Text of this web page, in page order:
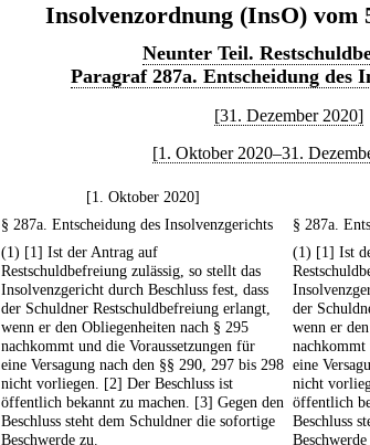
Insolvenzordnung (InsO) vom
Neunter Teil.
Paragraf 287a. Entscheidung des
[31. Dezember 2020]
[1. Oktober 2020–31.
[1. Oktober 2020]
§ 287a. Entscheidung des Insolvenzgerichts
§ 287a.
(1) [1] Ist der Antrag auf
Restschuldbefreiung zulässig, so stellt das
Insolvenzgericht durch Beschluss fest, dass
der Schuldner Restschuldbefreiung erlangt,
wenn er den Obliegenheiten nach § 295
nachkommt und die Voraussetzungen für
eine Versagung nach den §§ 290, 297 bis 298
nicht vorliegen. [2] Der Beschluss ist
öffentlich bekannt zu machen. [3] Gegen den
Beschluss steht dem Schuldner die sofortige
Beschwerde zu.
(1) [1] Ist
der
wenn er
nachkommt
eine
nicht
öffentlich
Beschluss
Beschwerde